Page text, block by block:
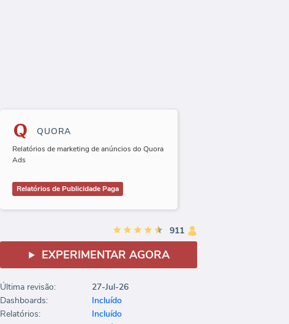
QUORA
Relatórios de marketing de anúncios do Quora
Ads
Relatórios de Publicidade Paga
911
EXPERIMENTAR AGORA
Última revisão:
27-Jul-26
Dashboards:
Incluído
Relatórios:
Incluído